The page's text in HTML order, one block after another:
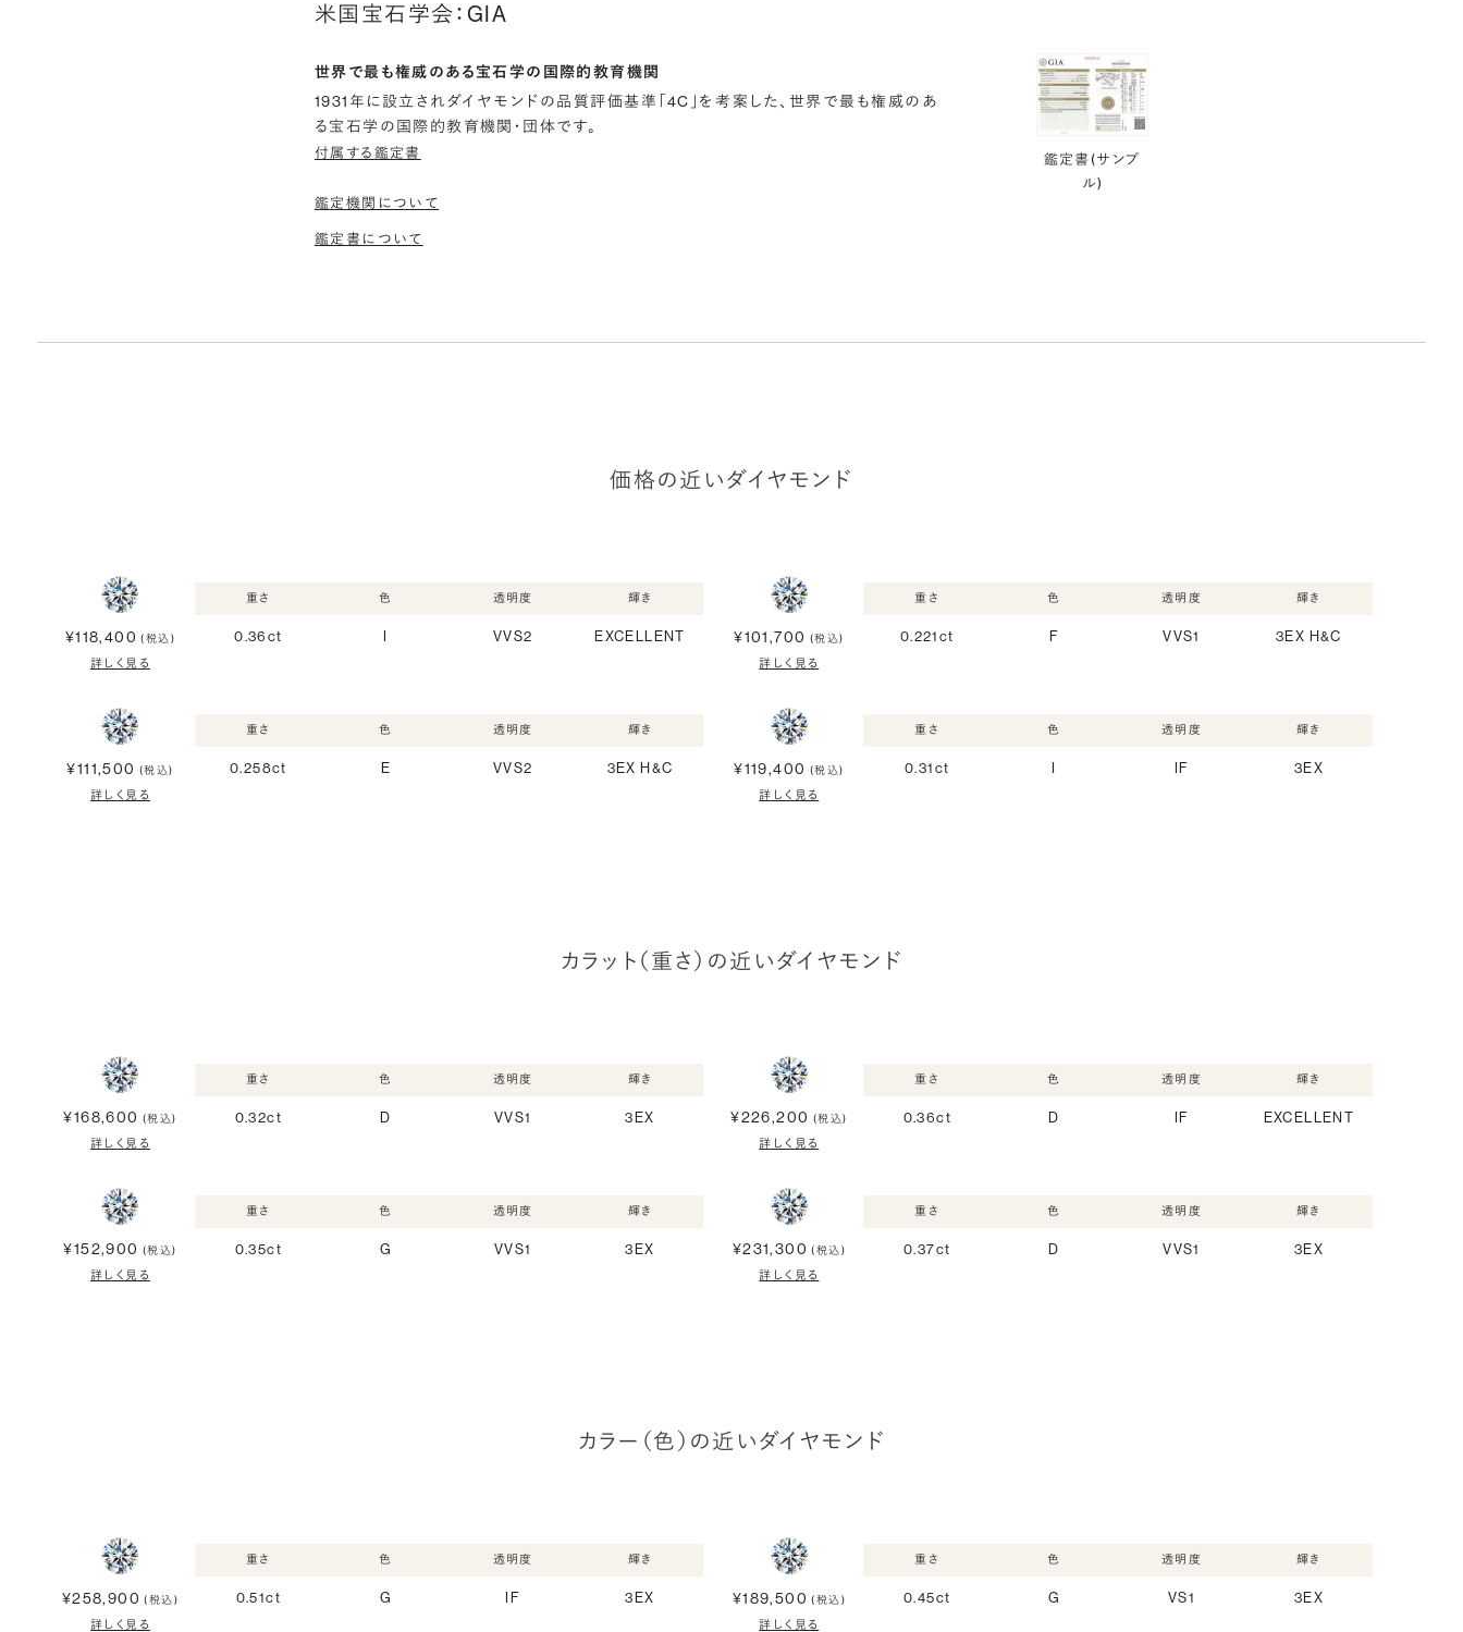
米国宝石学会：GIA
世界で最も権威のある宝石学の国際的教育機関
1931年に設立されダイヤモンドの品質評価基準「4C」を考案した、世界で最も権威のあ
る宝石学の国際的教育機関・団体です。
付属する鑑定書
鑑定機関について
鑑定書について
鑑定書(サンプ
ル)
価格の近いダイヤモンド
¥118,400 (税込)
詳しく見る
重さ
0.36ct
色 透明度
VVS2
輝き
EXCELLENT ¥101,700 (税込)
詳しく見る
重さ
0.221ct
色
F
透明度
VVS1
輝き
3EX H&C
¥111,500 (税込)
詳しく見る
重さ
0.258ct
色
E
透明度
VVS2
輝き
3EX H&C ¥119,400 (税込)
詳しく見る
重さ
0.31ct
色 透明度
IF
輝き
3EX
カラット（重さ）の近いダイヤモンド
¥168,600 (税込)
詳しく見る
重さ
0.32ct
色
D
透明度
VVS1
輝き
3EX ¥226,200 (税込)
詳しく見る
重さ
0.36ct
色
D
透明度
IF
輝き
EXCELLENT
¥152,900 (税込)
詳しく見る
重さ
0.35ct
色
G
透明度
VVS1
輝き
3EX ¥231,300 (税込)
詳しく見る
重さ
0.37ct
色
D
透明度
VVS1
輝き
3EX
カラー（色）の近いダイヤモンド
¥258,900 (税込)
詳しく見る
重さ
0.51ct
色
G
透明度
IF
輝き
3EX ¥189,500 (税込)
詳しく見る
重さ
0.45ct
色
G
透明度
VS1
輝き
3EX